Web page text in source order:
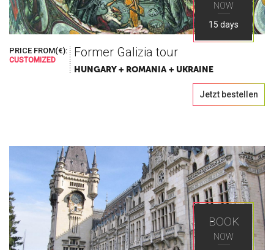
NOW
15 days
PRICE FROM(€):
CUSTOMIZED
Former Galizia tour
HUNGARY + ROMANIA + UKRAINE
Jetzt bestellen
BOOK
NOW